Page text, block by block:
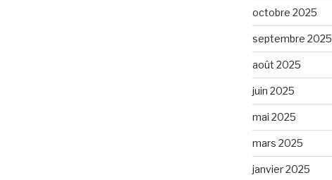
octobre 2025
septembre 2025
août 2025
juin 2025
mai 2025
mars 2025
janvier 2025